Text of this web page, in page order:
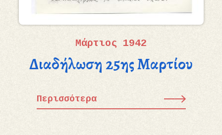
Μάρτιος 1942
Διαδήλωση 25ης Μαρτίου
Περισσότερα